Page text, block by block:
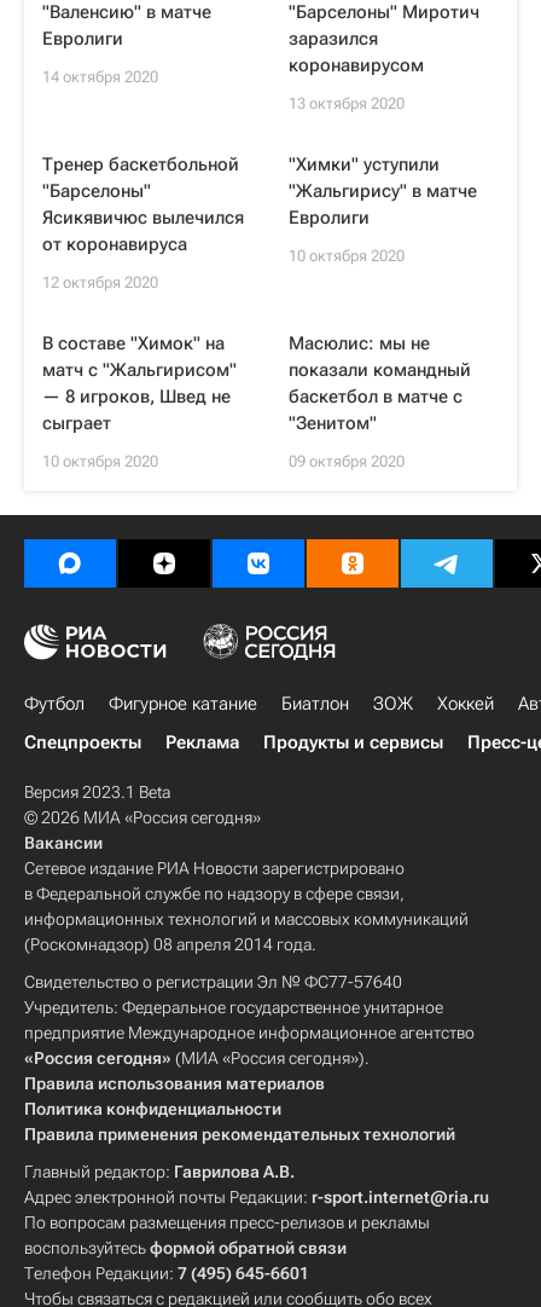
"Валенсию" в матче
Евролиги
14 октября 2020
"Барселоны" Миротич
заразился
коронавирусом
13 октября 2020
Тренер баскетбольной
"Барселоны"
Ясикявичюс вылечился
от коронавируса
12 октября 2020
"Химки" уступили
"Жальгирису" в матче
Евролиги
10 октября 2020
В составе "Химок" на
матч с "Жальгирисом"
— 8 игроков, Швед не
сыграет
10 октября 2020
Масюлис: мы не
показали командный
баскетбол в матче с
"Зенитом"
09 октября 2020
Футбол Фигурное катание Биатлон ЗОЖ Хоккей
Спецпроекты
Реклама Продукты и сервисы Пресс-
Версия 2023.1 Beta
© 2026 МИА «Россия сегодня»
Вакансии
Сетевое издание РИА Новости зарегистрировано
в Федеральной службе по надзору в сфере связи,
информационных технологий и массовых коммуникаций
(Роскомнадзор) 08 апреля 2014 года.
Свидетельство о регистрации Эл № ФС77-57640
Учредитель: Федеральное государственное унитарное
предприятие Международное информационное агентство
«Россия сегодня» (МИА «Россия сегодня»).
Правила использования материалов
Политика конфиденциальности
Правила применения рекомендательных технологий
Главный редактор: Гаврилова А.В.
Адрес электронной почты Редакции: r-sport.internet@ria.ru
По вопросам размещения пресс-релизов и рекламы
воспользуйтесьформой обратной связи
Телефон Редакции: 7 (495) 645-6601
Чтобы связаться с редакцией или сообщить обо всех